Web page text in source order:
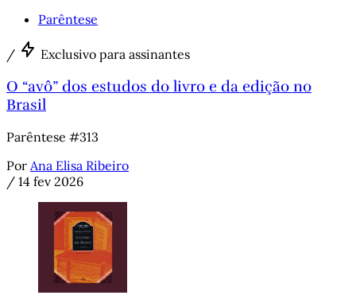
Parêntese
/ Exclusivo para assinantes
O “avô” dos estudos do livro e da edição no
Brasil
Parêntese #313
Por Ana Elisa Ribeiro
/ 14 fev 2026